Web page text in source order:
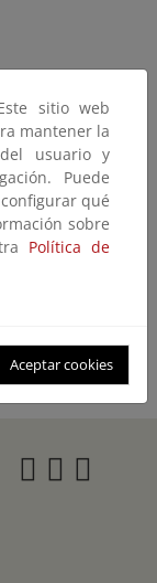
pide
disponible en este
sitio web
mantener la
usuario y
Puede
qué
sobre
Política de
Aceptar cookies